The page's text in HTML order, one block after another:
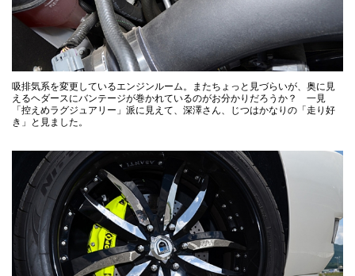
吸排気系を変更しているエンジンルーム。またちょっと見づらいが、奥に見
えるヘダースにバンテージが巻かれているのがお分かりだろうか？ 一見
「控えめラグジュアリー」派に見えて、深澤さん、じつはかなりの「走り好
き」と見ました。